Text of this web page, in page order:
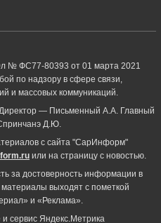
№ ФС77-80393 от 01 марта 2021
по надзору в сфере связи,
и массовых коммуникаций.
— Письменный А.А. Главный
Д.Ю.
с сайта "СарИнформ"
или на страницу с новостью.
за достоверность информации в
выходят с пометкой
и «Реклама».
сервиc Яндекс.Метрика